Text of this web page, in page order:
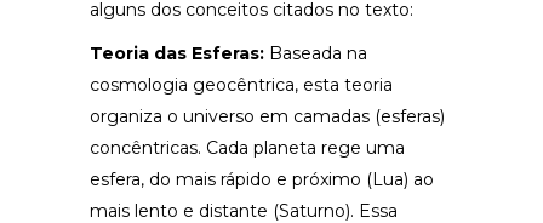
alguns dos conceitos citados no texto:
Teoria das Esferas: Baseada na
cosmologia geocêntrica, esta teoria
organiza o universo em camadas (esferas)
concêntricas. Cada planeta rege uma
esfera, do mais rápido e próximo (Lua) ao
mais lento e distante (Saturno). Essa